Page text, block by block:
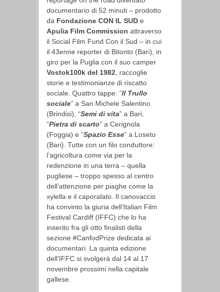
documentario di 52 minuti – prodotto
da Fondazione CON IL SUD e
Apulia Film Commission attraverso
il Social Film Fund Con il Sud – in cui
il 43enne reporter di Bitonto (Bari), in
giro per la Puglia con il suo camper
Vostok100k del 1982 , raccoglie
storie e testimonianze di riscatto
sociale. Quattro tappe: “Il Trullo
sociale” a San Michele Salentino
(Brindisi), “Semi di vita” a Bari,
“Pietra di scarto” a Cerignola
(Foggia) e “Spazio Esse” a Loseto
(Bari). Tutte con un filo conduttore:
l’agricoltura come via per la
redenzione in una terra – quella
pugliese – troppo spesso al centro
dell’attenzione per piaghe come la
xylella e il caporalato. Il canovaccio
ha convinto la giuria dell’Italian Film
Festival Cardiff (IFFC) che lo ha
inserito fra gli otto finalisti della
sezione #CanfodPrize dedicata ai
documentari. La quinta edizione
dell’IFFC si svolgerà dal 14 al 17
novembre prossimi nella capitale
gallese.